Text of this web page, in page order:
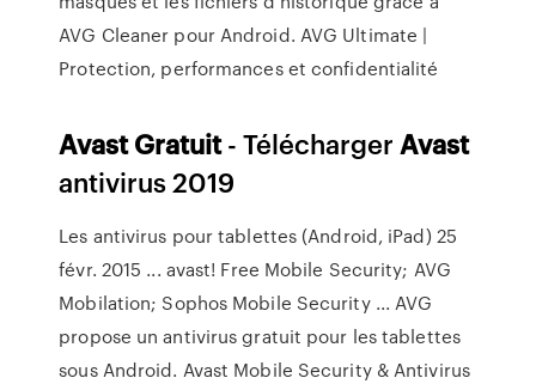
AVG Cleaner pour Android. AVG Ultimate |
Protection, performances et confidentialité
AvastGratuit- TéléchargerAvast
antivirus 2019
Les antivirus pour tablettes (Android, iPad) 25
févr. 2015 ... avast! Free Mobile Security; AVG
Mobilation; Sophos Mobile Security ... AVG
propose un antivirus gratuit pour les tablettes
sous Android. Avast Mobile Security & Antivirus